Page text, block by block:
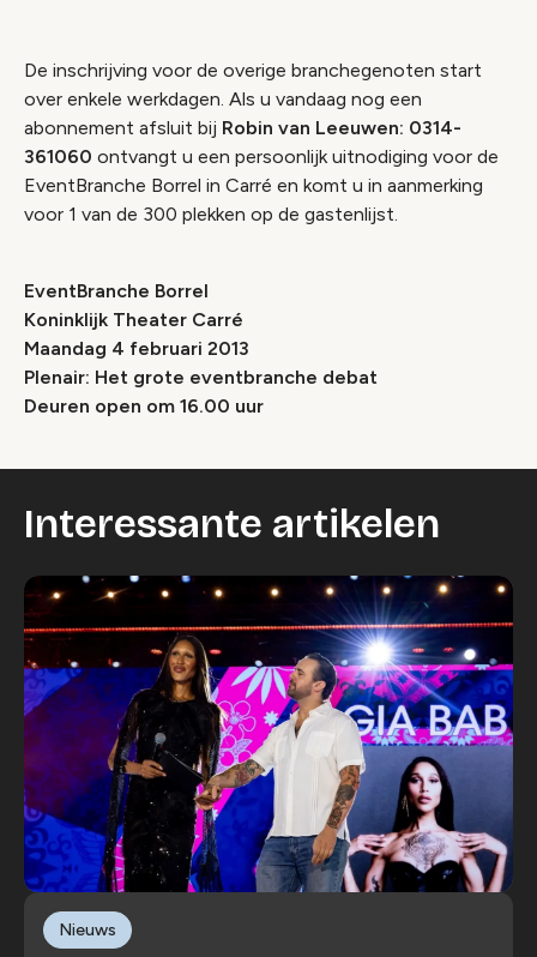
De inschrijving voor de overige branchegenoten start
over enkele werkdagen. Als u vandaag nog een
abonnement afsluit bij Robin van Leeuwen: 0314-
361060 ontvangt u een persoonlijk uitnodiging voor de
EventBranche Borrel in Carré en komt u in aanmerking
voor 1 van de 300 plekken op de gastenlijst.
EventBranche Borrel
Koninklijk Theater Carré
Maandag 4 februari 2013
Plenair: Het grote eventbranche debat
Deuren open om 16.00 uur
Interessante artikelen
Nieuws